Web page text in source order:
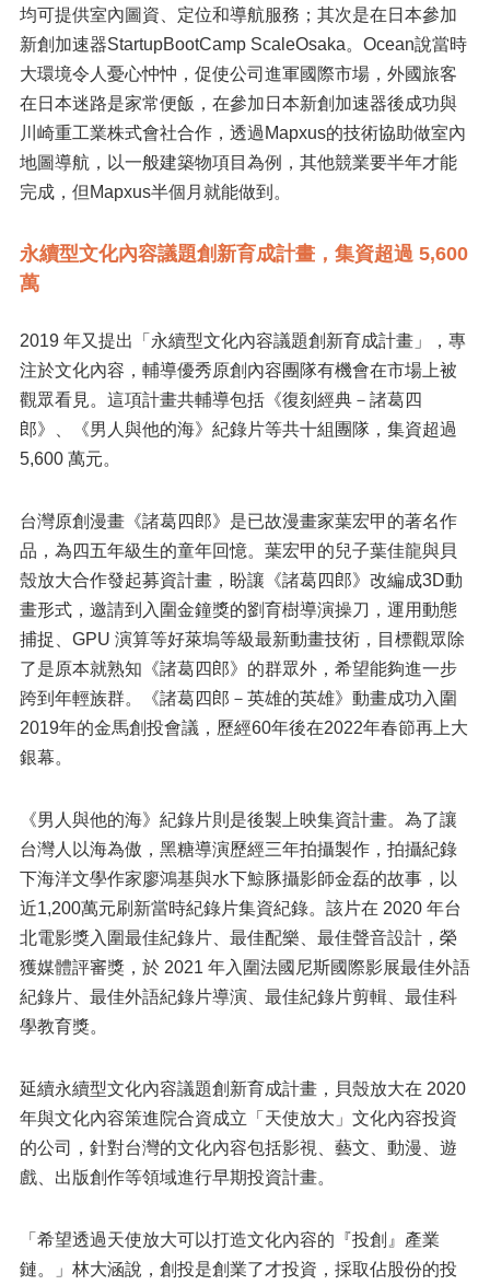
均可提供室內圖資、定位和導航服務；其次是在日本參加
新創加速器StartupBootCamp ScaleOsaka。Ocean說當時
大環境令人憂心忡忡，促使公司進軍國際市場，外國旅客
在日本迷路是家常便飯，在參加日本新創加速器後成功與
川崎重工業株式會社合作，透過Mapxus的技術協助做室內
地圖導航，以一般建築物項目為例，其他競業要半年才能
完成，但Mapxus半個月就能做到。
永續型文化內容議題創新育成計畫，集資超過 5,600
萬
2019 年又提出「永續型文化內容議題創新育成計畫」，專
注於文化內容，輔導優秀原創內容團隊有機會在市場上被
觀眾看見。這項計畫共輔導包括《復刻經典－諸葛四
郎》、《男人與他的海》紀錄片等共十組團隊，集資超過
5,600 萬元。
台灣原創漫畫《諸葛四郎》是已故漫畫家葉宏甲的著名作
品，為四五年級生的童年回憶。葉宏甲的兒子葉佳龍與貝
殼放大合作發起募資計畫，盼讓《諸葛四郎》改編成3D動
畫形式，邀請到入圍金鐘獎的劉育樹導演操刀，運用動態
捕捉、GPU 演算等好萊塢等級最新動畫技術，目標觀眾除
了是原本就熟知《諸葛四郎》的群眾外，希望能夠進一步
跨到年輕族群。《諸葛四郎－英雄的英雄》動畫成功入圍
2019年的金馬創投會議，歷經60年後在2022年春節再上大
銀幕。
《男人與他的海》紀錄片則是後製上映集資計畫。為了讓
台灣人以海為傲，黑糖導演歷經三年拍攝製作，拍攝紀錄
下海洋文學作家廖鴻基與水下鯨豚攝影師金磊的故事，以
近1,200萬元刷新當時紀錄片集資紀錄。該片在 2020 年台
北電影獎入圍最佳紀錄片、最佳配樂、最佳聲音設計，榮
獲媒體評審獎，於 2021 年入圍法國尼斯國際影展最佳外語
紀錄片、最佳外語紀錄片導演、最佳紀錄片剪輯、最佳科
學教育獎。
延續永續型文化內容議題創新育成計畫，貝殼放大在 2020
年與文化內容策進院合資成立「天使放大」文化內容投資
的公司，針對台灣的文化內容包括影視、藝文、動漫、遊
戲、出版創作等領域進行早期投資計畫。
「希望透過天使放大可以打造文化內容的『投創』產業
鏈。」林大涵說，創投是創業了才投資，採取佔股份的投